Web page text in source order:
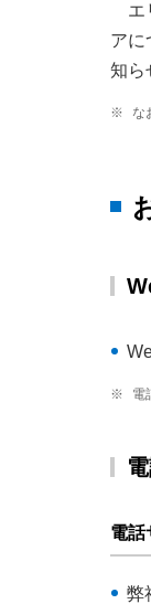
エ
アに
知ら
※ な
※ 電
電話
弊